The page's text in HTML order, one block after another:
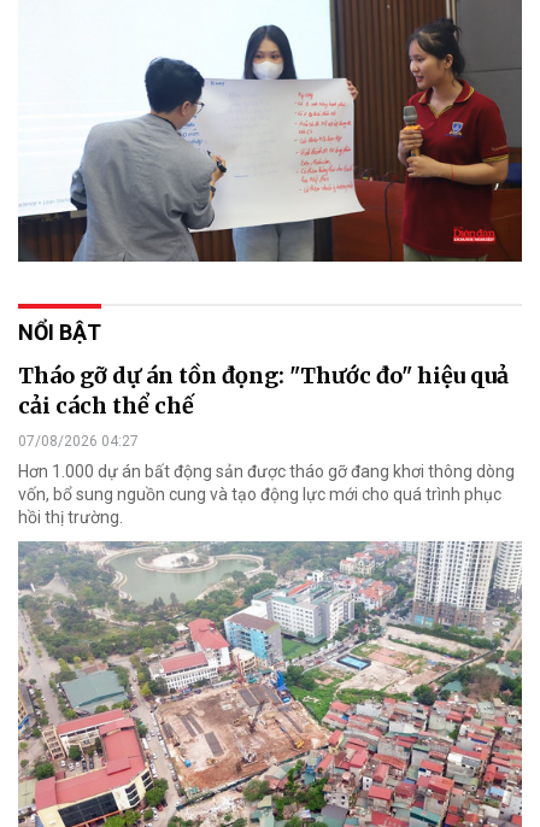
NỔI BẬT
Tháo gỡ dự án tồn đọng: "Thước đo" hiệu quả
cải cách thể chế
07/08/2026 04:27
Hơn 1.000 dự án bất động sản được tháo gỡ đang khơi thông dòng
vốn, bổ sung nguồn cung và tạo động lực mới cho quá trình phục
hồi thị trường.